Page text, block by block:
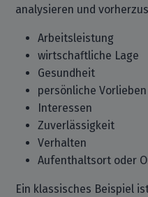
analysieren und
Arbeitsleistung
wirtschaftliche Lage
Gesundheit
persönliche Vorlieben
Interessen
Zuverlässigkeit
Verhalten
Aufenthaltsort oder
Ein klassisches Beispiel